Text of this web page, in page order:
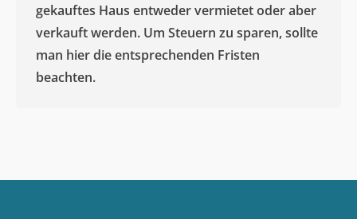
gekauftes Haus entweder vermietet oder aber
verkauft werden. Um Steuern zu sparen, sollte
man hier die entsprechenden Fristen
beachten.